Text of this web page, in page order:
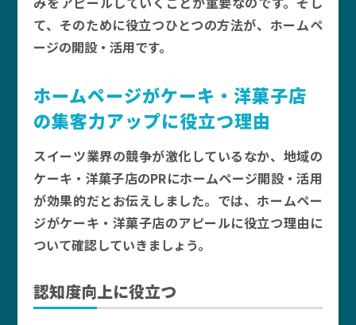
て、そのために役立つひとつの方法が、ホームペ
ージの開設・活用です。
ホームページがケーキ・洋菓子店
の集客力アップに役立つ理由
スイーツ業界の競争が激化しているなか、地域の
ケーキ・洋菓子店のPRにホームページ開設・活用
が効果的だとお伝えしました。では、ホームペー
ジがケーキ・洋菓子店のアピールに役立つ理由に
ついて確認していきましょう。
認知度向上に役立つ